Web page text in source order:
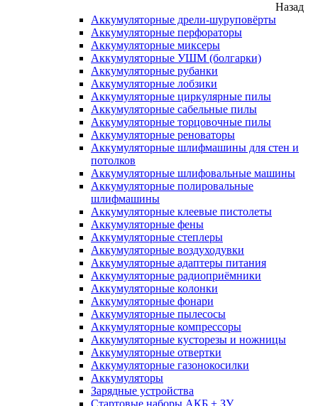
Назад
Аккумуляторные дрели-шуруповёрты
Аккумуляторные перфораторы
Аккумуляторные миксеры
Аккумуляторные УШМ (болгарки)
Аккумуляторные рубанки
Аккумуляторные лобзики
Аккумуляторные циркулярные пилы
Аккумуляторные сабельные пилы
Аккумуляторные торцовочные пилы
Аккумуляторные реноваторы
Аккумуляторные шлифмашины для стен и
потолков
Аккумуляторные шлифовальные машины
Аккумуляторные полировальные
шлифмашины
Аккумуляторные клеевые пистолеты
Аккумуляторные фены
Аккумуляторные степлеры
Аккумуляторные воздуходувки
Аккумуляторные адаптеры питания
Аккумуляторные радиоприёмники
Аккумуляторные колонки
Аккумуляторные фонари
Аккумуляторные пылесосы
Аккумуляторные компрессоры
Аккумуляторные кусторезы и ножницы
Аккумуляторные отвертки
Аккумуляторные газонокосилки
Аккумуляторы
Зарядные устройства
Стартовые наборы АКБ + ЗУ